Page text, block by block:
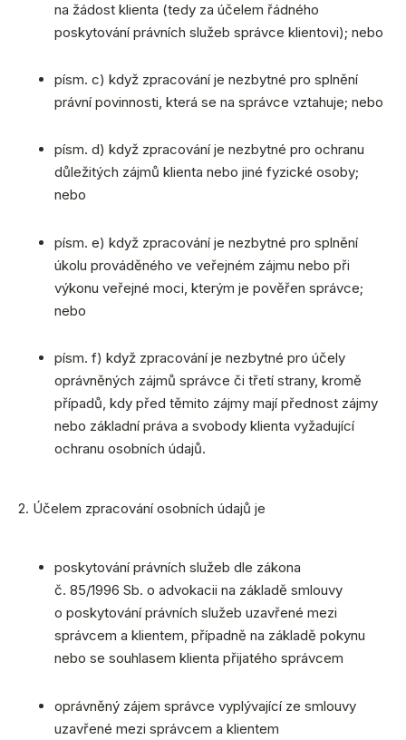
na žádost klienta (tedy za účelem řádného
poskytování právních služeb správce klientovi); nebo
písm. c) když zpracování je nezbytné pro splnění
právní povinnosti, která se na správce vztahuje; nebo
písm. d) když zpracování je nezbytné pro ochranu
důležitých zájmů klienta nebo jiné fyzické osoby;
nebo
písm. e) když zpracování je nezbytné pro splnění
úkolu prováděného ve veřejném zájmu nebo při
výkonu veřejné moci, kterým je pověřen správce;
nebo
písm. f) když zpracování je nezbytné pro účely
oprávněných zájmů správce či třetí strany, kromě
případů, kdy před těmito zájmy mají přednost zájmy
nebo základní práva a svobody klienta vyžadující
ochranu osobních údajů.
2. Účelem zpracování osobních údajů je
poskytování právních služeb dle zákona
č. 85/1996 Sb. o advokacii na základě smlouvy
o poskytování právních služeb uzavřené mezi
správcem a klientem, případně na základě pokynu
nebo se souhlasem klienta přijatého správcem
oprávněný zájem správce vyplývající ze smlouvy
uzavřené mezi správcem a klientem